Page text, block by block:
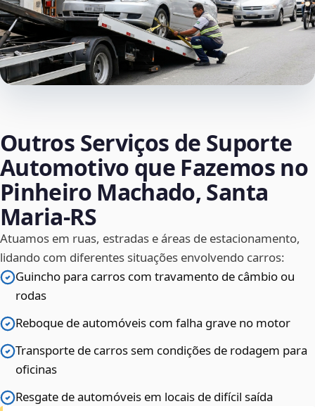
Outros Serviços de Suporte
Automotivo que Fazemos no
Pinheiro Machado, Santa
Maria‑RS
Atuamos em ruas, estradas e áreas de estacionamento,
lidando com diferentes situações envolvendo carros:
Guincho para carros com travamento de câmbio ou
rodas
Reboque de automóveis com falha grave no motor
Transporte de carros sem condições de rodagem para
oficinas
Resgate de automóveis em locais de difícil saída